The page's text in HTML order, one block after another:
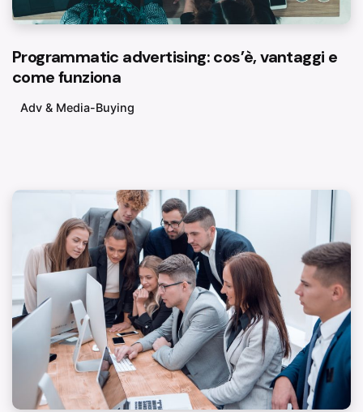
Programmatic advertising: cos’è, vantaggi e
come funziona
Adv & Media-Buying